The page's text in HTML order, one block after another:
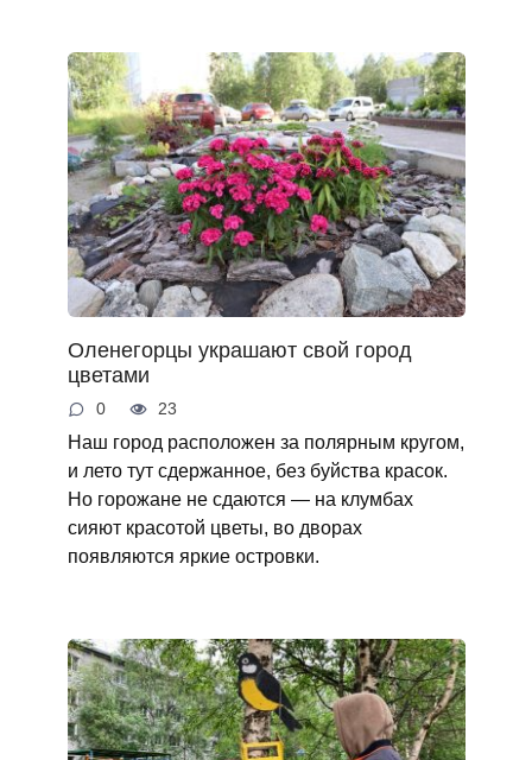
Оленегорцы украшают свой город
цветами
0 23
Наш город расположен за полярным кругом,
и лето тут сдержанное, без буйства красок.
Но горожане не сдаются — на клумбах
сияют красотой цветы, во дворах
появляются яркие островки.